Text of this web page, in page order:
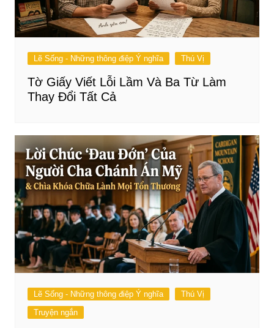
Lẽ Sống - Những thông điệp Ý nghĩa Thú Vị
Tờ Giấy Viết Lỗi Lầm Và Ba Từ Làm
Thay Đổi Tất Cả
Lẽ Sống - Những thông điệp Ý nghĩa
Thú Vị
Truyện ngắn